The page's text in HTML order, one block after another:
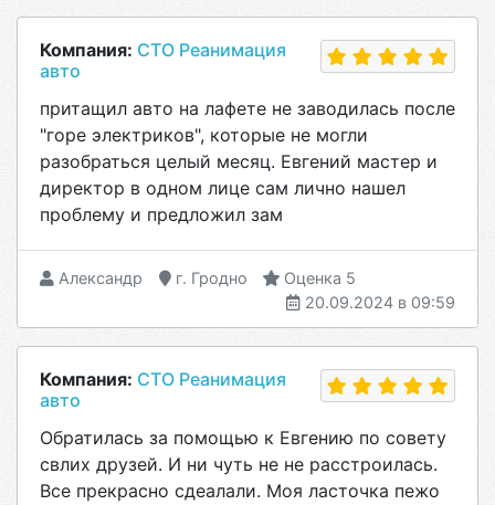
Компания: СТО Реанимация
авто
притащил авто на лафете не заводилась после
"горе электриков", которые не могли
разобраться целый месяц. Евгений мастер и
директор в одном лице сам лично нашел
проблему и предложил зам
Александр г. Гродно
Оценка 5
20.09.2024 в 09:59
Компания: СТО Реанимация
авто
Обратилась за помощью к Евгению по совету
свлих друзей. И ни чуть не не расстроилась.
Все прекрасно сдеалали. Моя ласточка пежо